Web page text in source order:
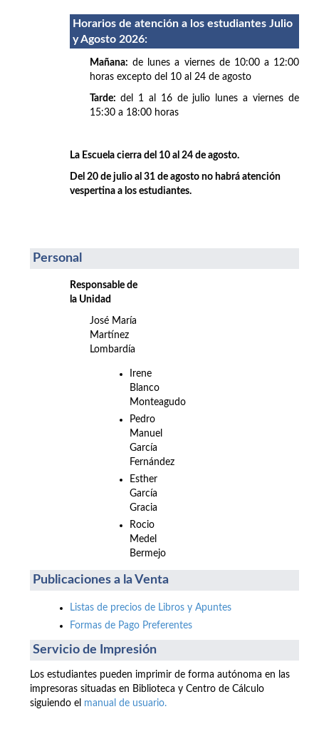
Horarios de atención a los estudiantes Julio
y Agosto 2026:
Mañana: de lunes a viernes de 10:00 a 12:00
horas excepto del 10 al 24 de agosto
Tarde: del 1 al 16 de julio lunes a viernes de
15:30 a 18:00 horas
La Escuela cierra del 10 al 24 de agosto.
Del 20 de julio al 31 de agosto no habrá atención
vespertina a los estudiantes.
Personal
Responsable de
la Unidad
José María
Martínez
Lombardía
Irene
Blanco
Monteagudo
Pedro
Manuel
García
Fernández
Esther
García
Gracia
Rocio
Medel
Bermejo
Publicaciones a la Venta
Listas de precios de Libros y Apuntes
Formas de Pago Preferentes
Servicio de Impresión
Los estudiantes pueden imprimir de forma autónoma en las
impresoras situadas en Biblioteca y Centro de Cálculo
siguiendo el manual de usuario.